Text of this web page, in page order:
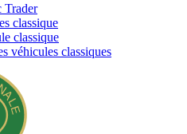
Trader
classique
classique
véhicules classiques